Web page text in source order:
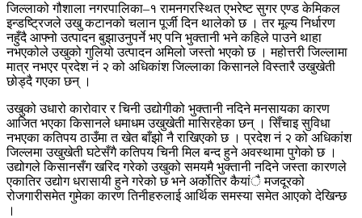
जिल्लाको गौशाला नगरपालिका–१ रामनगरस्थित एभरेष्ट सुगर एण्ड केमिकल
इन्डष्ट्रिजले उखु कटानको चलान पूर्जी दिन थालेको छ । तर मूल्य निर्धारण
नहुँदै आफ्नो उत्पादन बुझाउनुपर्ने भए पनि भुक्तानी भने कहिले पाउने थाहा
नभएकोले उखुको गुलियो उत्पादन अमिलो जस्तो भएको छ । महोत्तरी जिल्लामा
मात्र नभएर प्रदेश नं २ को अधिकांश जिल्लाका किसानले विस्तारै उखुखेती
छोड्दै गएका छन् ।
उखुको उधारो कारोवार र चिनी उद्योगीको भुक्तानी नदिने मनसायका कारण
आजित भएका किसानले धमाधम उखुखेती मासिरहेका छन् । सिँचाइ सुविधा
नभएका कतिपय ठाउँमा त खेत बाँझो नै राखिएको छ । प्रदेश नं २ को अधिकांश
जिल्लमा उखुखेती घटेसँगै कतिपय चिनी मिल बन्द हुने अवस्थामा पुगेको छ ।
उद्योगले किसानसँग खरिद गरेको उखुको समयमै भुक्तानी नदिने जस्ता कारणले
एकातिर उद्योग धरासायी हुने गरेको छ भने अर्कोतिर कैयांै मजदूरको
रोजगारीसमेत गुमेका कारण तिनीहरुलाई आर्थिक समस्या समेत आएको देखिन्छ
।